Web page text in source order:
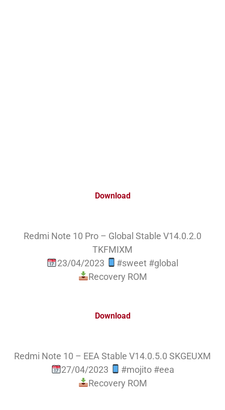
Download
Redmi Note 10 Pro – Global Stable V14.0.2.0
TKFMIXM
23/04/2023
#sweet #global
Recovery ROM
Download
Redmi Note 10 – EEA Stable V14.0.5.0 SKGEUXM
27/04/2023
#mojito #eea
Recovery ROM